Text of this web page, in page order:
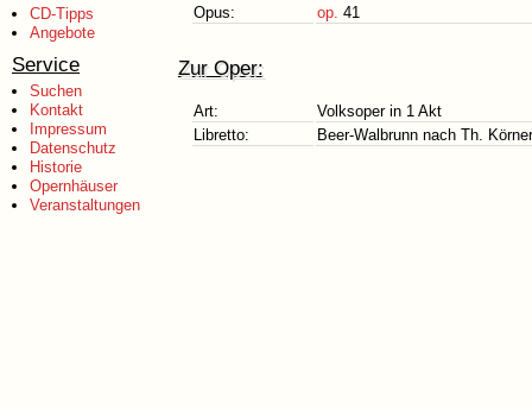
CD-Tipps
Angebote
Service
Suchen
Kontakt
Impressum
Datenschutz
Historie
Opernhäuser
Veranstaltungen
Opus:
op. 41
Zur Oper:
Art:
Volksoper in 1 Akt
Libretto:
Beer-Walbrunn nach Th. Körner